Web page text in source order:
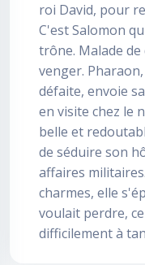
roi David, pour
C'est Salomon
trône. Malade
venger.
défaite, envoie
en visite chez le
belle et
de séduire son
affaires
charmes, elle
voulait perdre,
difficilement à